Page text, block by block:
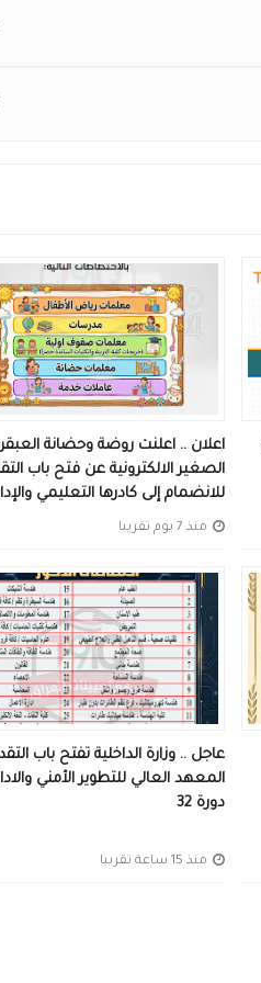
اعلان .. اعلنت روضة وحضانة
الصغير الالكترونية عن فتح باب
للانضمام إلى كادرها التعليمي
منذ 7 يوم تقريبا
عاجل .. وزارة الداخلية تفتح باب
المعهد العالي للتطوير الأمني
دورة 32
منذ 15 ساعة تقريبا